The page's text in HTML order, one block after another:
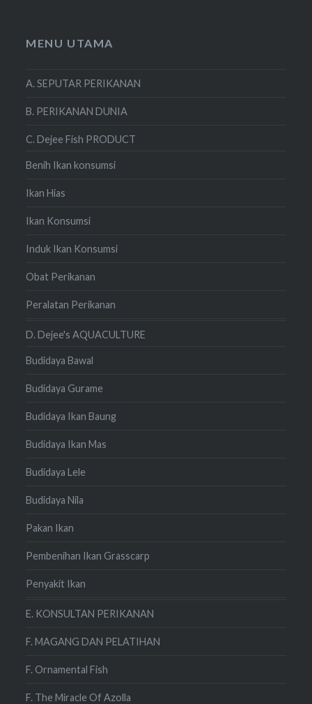
MENU UTAMA
A. SEPUTAR PERIKANAN
B. PERIKANAN DUNIA
C. Dejee Fish PRODUCT
Benih Ikan konsumsi
Ikan Hias
Ikan Konsumsi
Induk Ikan Konsumsi
Obat Perikanan
Peralatan Perikanan
D. Dejee's AQUACULTURE
Budidaya Bawal
Budidaya Gurame
Budidaya Ikan Baung
Budidaya Ikan Mas
Budidaya Lele
Budidaya Nila
Pakan Ikan
Pembenihan Ikan Grasscarp
Penyakit Ikan
E. KONSULTAN PERIKANAN
F. MAGANG DAN PELATIHAN
F. Ornamental Fish
F. The Miracle Of Azolla